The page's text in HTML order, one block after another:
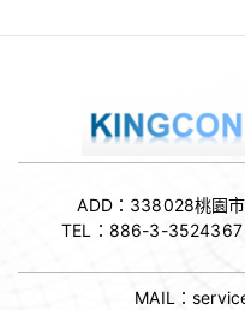
ADD：338028桃園
TEL： 886-3-3524367
MAIL：